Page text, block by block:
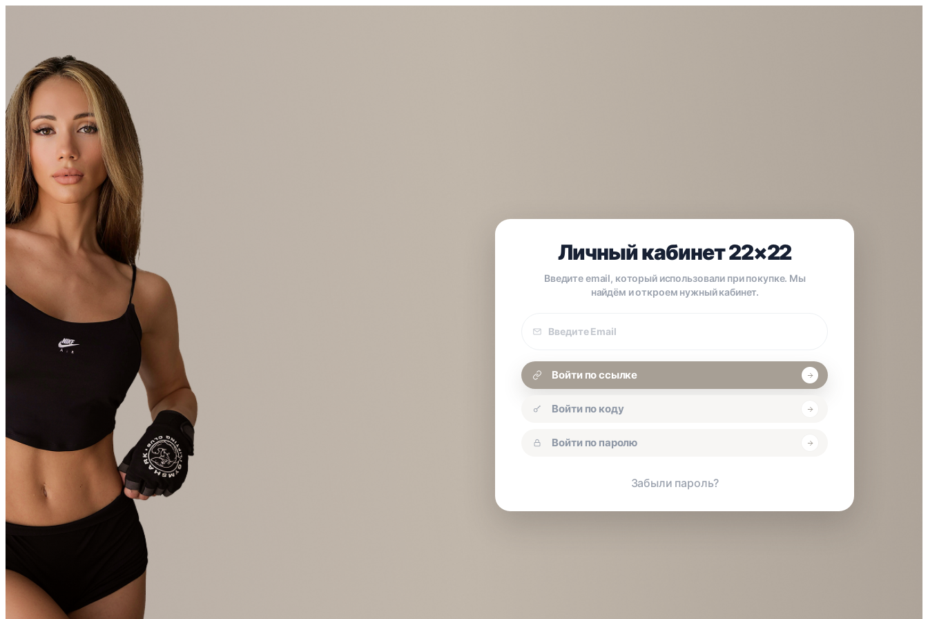
Личный кабинет 22×22
Введите email, который использовали при покупке. Мы
найдём и откроем нужный кабинет.
покупки
Войти по ссылке
Войти по коду
Войти по паролю
Забыли пароль?